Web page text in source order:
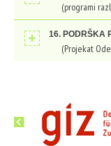
(programi
16. PODRŠKA
(Projekat